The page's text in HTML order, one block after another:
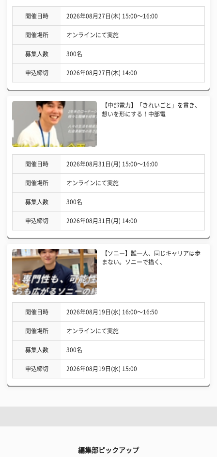
開催日時 2026年08月27日(木) 15:00〜16:00
開催場所 オンラインにて実施
募集人数 300名
申込締切 2026年08月27日(木) 14:00
【中部電力】「きれいごと」を貫き、
想いを形にする！中部電
開催日時 2026年08月31日(月) 15:00〜16:00
開催場所 オンラインにて実施
募集人数 300名
申込締切 2026年08月31日(月) 14:00
【ソニー】誰一人、同じキャリアは歩
まない。ソニーで描く、
開催日時 2026年08月19日(水) 16:00〜16:50
開催場所 オンラインにて実施
募集人数 300名
申込締切 2026年08月19日(水) 15:00
編集部ピックアップ